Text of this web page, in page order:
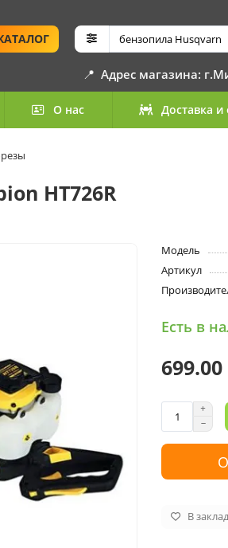
📍 Адрес магазина:
О нас Доставка и
HT726R
Модель
Артикул
Есть в
В